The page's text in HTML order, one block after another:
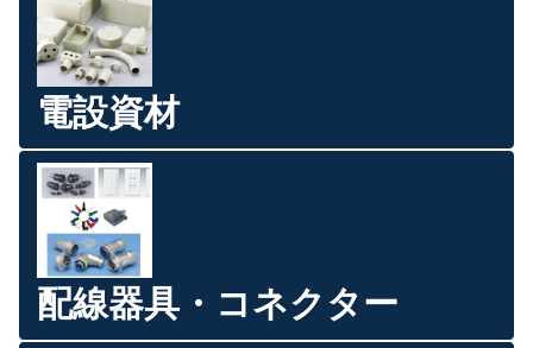
電設資材
配線器具・コネクター